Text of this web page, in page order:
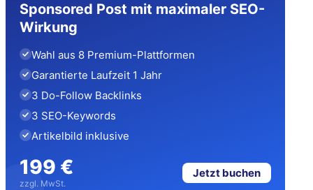
Sponsored Post mit maximaler SEO-
Wirkung
Wahl aus 8 Premium-Plattformen
Garantierte Laufzeit 1 Jahr
3 Do-Follow Backlinks
3 SEO-Keywords
Artikelbild inklusive
199 €
zzgl. MwSt.
Jetzt buchen